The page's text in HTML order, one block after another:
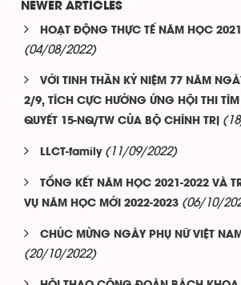
NEWER ARTICLES
HOẠT ĐỘNG THỰC TẾ NĂM HỌC
(04/08/2022)
VỚI TINH THẦN KỶ NIỆM 77 NĂM
2/9, TÍCH CỰC HƯỞNG ỨNG HỘI THI TÌM
QUYẾT 15-NQ/TW CỦA BỘ CHÍNH TRỊ
LLCT-family (11/09/2022)
TỔNG KẾT NĂM HỌC 2021-2022 VÀ
VỤ NĂM HỌC MỚI 2022-2023 (06/10/
CHÚC MỪNG NGÀY PHỤ NỮ VIỆT
(20/10/2022)